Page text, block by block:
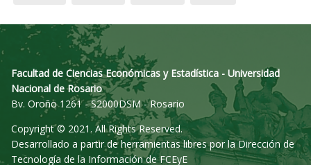
Facultad de Ciencias Económicas y Estadística - Universidad
Nacional de Rosario
Bv. Oroño 1261 - S2000DSM - Rosario
Copyright © 2021. All Rights Reserved.
Desarrollado a partir de herramientas libres por la Dirección de
Tecnología de la Información de FCEyE